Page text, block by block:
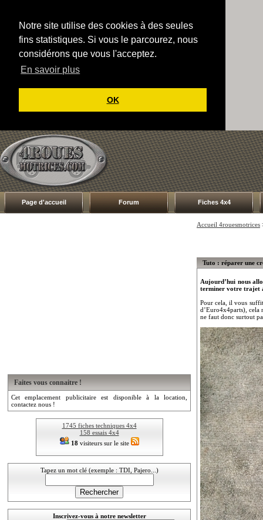
Notre site utilise des cookies à des seules
fins statistiques. Si vous le parcourez, nous
considérons que vous l'acceptez.
En savoir plus
OK
Page d'accueil Forum Fiches 4x4
Faites vous connaitre !
Cet emplacement publicitaire est disponible à la location,
contactez nous !
1745 fiches techniques 4x4
158 essais 4x4
18visiteurs sur le site
Tapez un mot clé (exemple : TDI, Pajero...)
Inscrivez-vous à notre newsletter
Accueil 4rouesmotrices
Tuto : réparer une
Aujourd’hui nous
terminer votre trajet
Pour cela, il vous
d’Euro4x4parts), cela
ne faut donc surtout